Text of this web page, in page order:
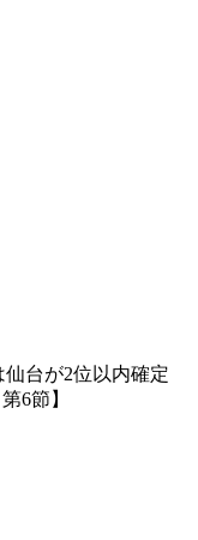
台が2位以内確定
6節】